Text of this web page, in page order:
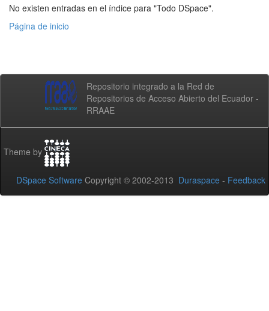
No existen entradas en el índice para "Todo DSpace".
Página de inicio
Repositorio integrado a la Red de
Repositorios de Acceso Abierto del Ecuador -
RRAAE
Theme by
DSpace Software Copyright © 2002-2013 Duraspace - Feedback